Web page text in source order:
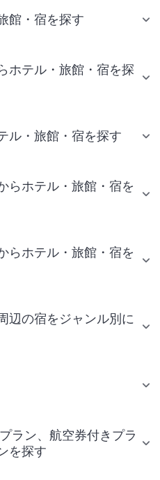
館・宿を探す
ホテル・旅館・宿を探
ル・旅館・宿を探す
らホテル・旅館・宿を
らホテル・旅館・宿を
辺の宿をジャンル別に
ラン、航空券付きプラ
を探す